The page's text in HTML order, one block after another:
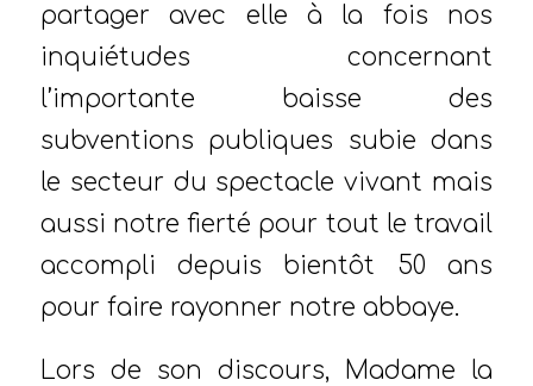
partager avec elle à la fois nos
inquiétudes concernant
l’importante baisse des
subventions publiques subie dans
le secteur du spectacle vivant mais
aussi notre fierté pour tout le travail
accompli depuis bientôt 50 ans
pour faire rayonner notre abbaye.
Lors de son discours, Madame la